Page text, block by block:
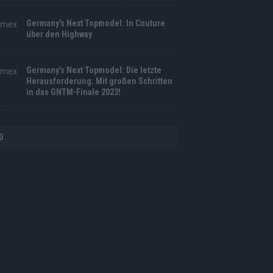
Germany’s Next Topmodel: In Couture
über den Highway
Germany’s Next Topmodel: Die letzte
Herausforderung: Mit großen Schritten
in das GNTM-Finale 2023!